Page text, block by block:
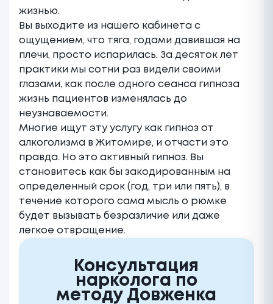
жизнью.
Вы выходите из нашего кабинета с
ощущением, что тяга, годами давившая на
плечи, просто испарилась. За десяток лет
практики мы сотни раз видели своими
глазами, как после одного сеанса гипноза
жизнь пациентов изменялась до
неузнаваемости.
Многие ищут эту услугу как гипноз от
алкоголизма в Житомире, и отчасти это
правда. Но это активный гипноз. Вы
становитесь как бы закодированным на
определенный срок (год, три или пять), в
течение которого сама мысль о рюмке
будет вызывать безразличие или даже
легкое отвращение.
Консультация
нарколога по
методу Довженка